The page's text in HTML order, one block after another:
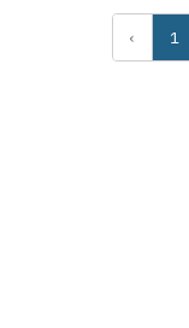
‹ 1